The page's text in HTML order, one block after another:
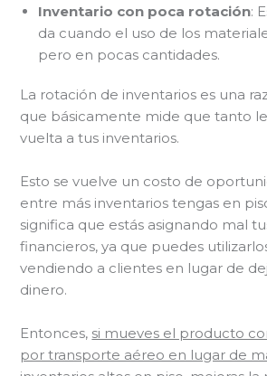
Inventario con poca rotación:
da cuando el uso de los
pero en pocas cantidades.
La rotación de inventarios es una
que básicamente mide que tanto
vuelta a tus inventarios.
Esto se vuelve un costo de
entre más inventarios tengas en
significa que estás asignando mal
financieros, ya que puedes
vendiendo a clientes en lugar de
dinero.
Entonces, si mueves el producto
por transporte aéreo en lugar de